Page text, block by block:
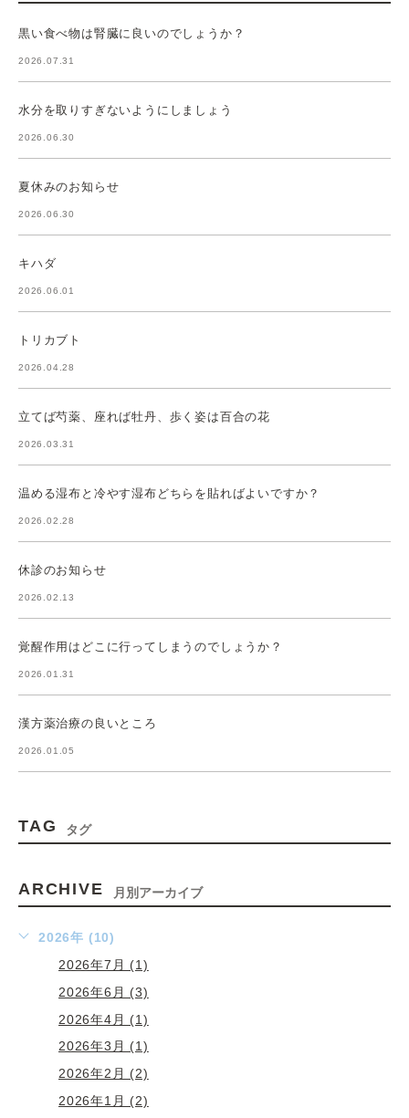
黒い食べ物は腎臓に良いのでしょうか？
2026.07.31
水分を取りすぎないようにしましょう
2026.06.30
夏休みのお知らせ
2026.06.30
キハダ
2026.06.01
トリカブト
2026.04.28
立てば芍薬、座れば牡丹、歩く姿は百合の花
2026.03.31
温める湿布と冷やす湿布どちらを貼ればよいですか？
2026.02.28
休診のお知らせ
2026.02.13
覚醒作用はどこに行ってしまうのでしょうか？
2026.01.31
漢方薬治療の良いところ
2026.01.05
TAG タグ
ARCHIVE 月別アーカイブ
2026年 (10)
2026年7月 (1)
2026年6月 (3)
2026年4月 (1)
2026年3月 (1)
2026年2月 (2)
2026年1月 (2)